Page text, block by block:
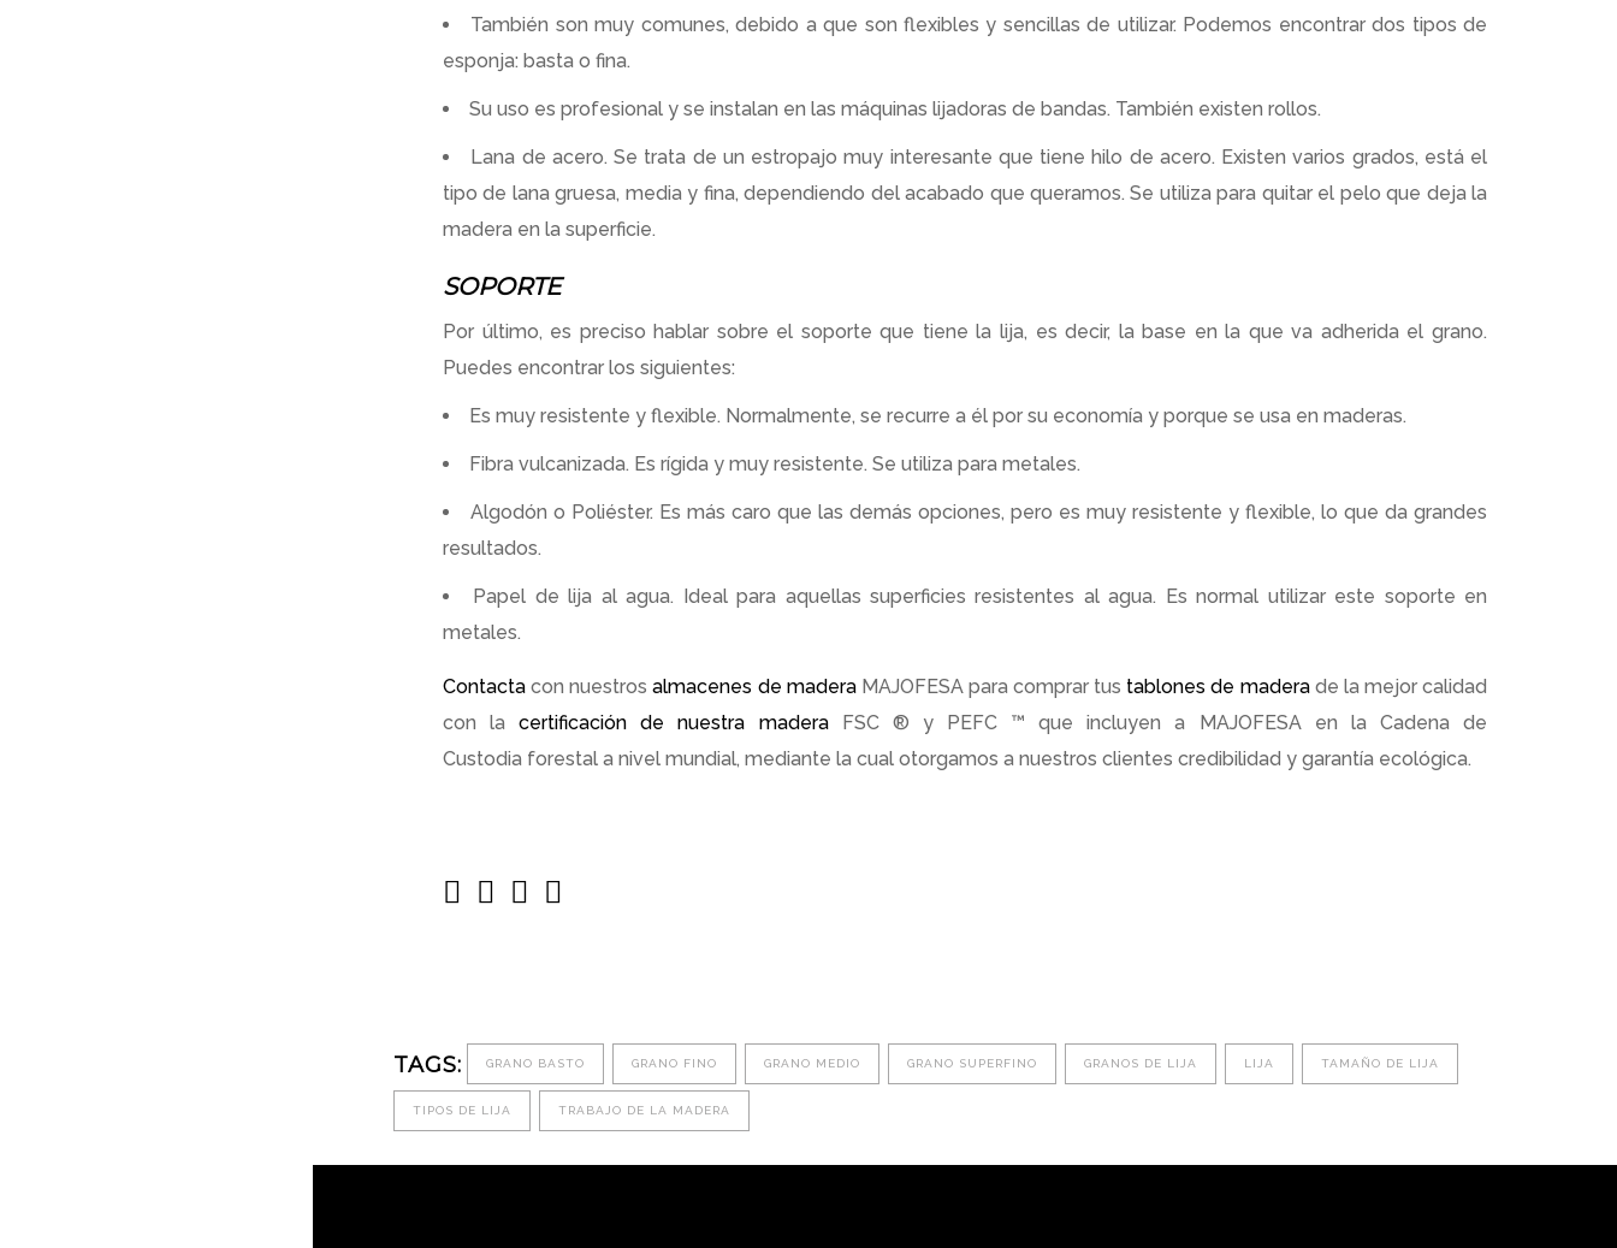
También son muy comunes, debido a que son flexibles y sencillas de utilizar. Podemos encontrar dos tipos de
esponja: basta o fina.
Su uso es profesional y se instalan en las máquinas lijadoras de bandas. También existen rollos.
Lana de acero. Se trata de un estropajo muy interesante que tiene hilo de acero. Existen varios grados, está el
tipo de lana gruesa, media y fina, dependiendo del acabado que queramos. Se utiliza para quitar el pelo que deja la
madera en la superficie.
SOPORTE
Por último, es preciso hablar sobre el soporte que tiene la lija, es decir, la base en la que va adherida el grano.
Puedes encontrar los siguientes:
Es muy resistente y flexible. Normalmente, se recurre a él por su economía y porque se usa en maderas.
Fibra vulcanizada. Es rígida y muy resistente. Se utiliza para metales.
Algodón o Poliéster. Es más caro que las demás opciones, pero es muy resistente y flexible, lo que da grandes
resultados.
Papel de lija al agua. Ideal para aquellas superficies resistentes al agua. Es normal utilizar este soporte en
metales.
Contacta con nuestrosalmacenes de maderaMAJOFESA para comprar tus tablones de maderade la mejor calidad
con lacertificación de nuestra maderaFSC ® y PEFC ™ que incluyen a MAJOFESA en la Cadena de
Custodia forestal a nivel mundial, mediante la cual otorgamos a nuestros clientes credibilidad y garantía ecológica.
TAGS: GRANO BASTO GRANO FINO GRANO MEDIO GRANO SUPERFINO GRANOS DE LIJA LIJA TAMAÑO DE LIJA
TIPOS DE LIJA TRABAJO DE LA MADERA